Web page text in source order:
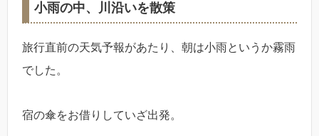
小雨の中、川沿いを散策
旅行直前の天気予報があたり、朝は小雨というか霧雨
でした。
宿の傘をお借りしていざ出発。